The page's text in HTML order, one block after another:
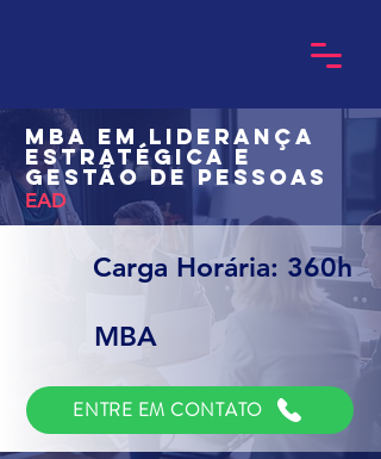
MBA em Liderança
Estratégica e
Gestão de Pessoas
EAD
Carga Horária: 360h
MBA
ENTRE EM CONTATO